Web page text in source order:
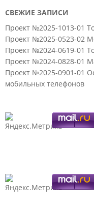
СВЕЖИЕ ЗАПИСИ
Проект №2025-1013-01
Проект №2025-0523-02
Проект №2024-0619-01
Проект №2024-0828-01
Проект №2025-0901-01
мобильных телефонов